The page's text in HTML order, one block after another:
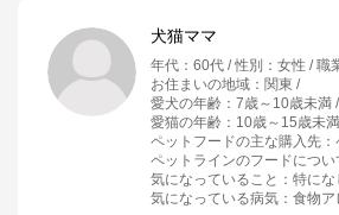
犬猫ママ
年代 ： 60代 性別 ： 女性 職
お住まいの地域 ： 関東
愛犬の年齢 ： 7歳～10歳未満
愛猫の年齢 ： 10歳～15歳未満
ペットフードの主な購入先 ：
ペットラインのフードについ
気になっていること ： 特にな
気になっている病気 ： 食物ア